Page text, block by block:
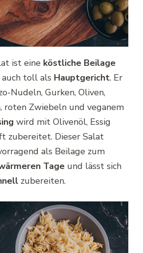
ist eine köstliche Beilage
toll als Hauptgericht. Er
Nudeln, Gurken, Oliven,
roten Zwiebeln und veganem
wird mit Olivenöl, Essig
zubereitet. Dieser Salat
als Beilage zum
Tage und lässt sich
zubereiten.